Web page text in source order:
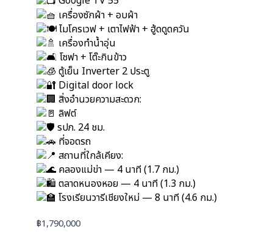
เครื่องซักผ้า + อบผ้า
ไมโครเวฟ + เตาไฟฟ้า + ฮู้ดดูดควัน
เครื่องทำน้ำอุ่น
โซฟา + โต๊ะกินข้าว
ตู้เย็น Inverter 2 ประตู
Digital door lock
สิ่งอำนวยความสะดวก:
ลิฟต์
รปภ. 24 ชม.
ที่จอดรถ
สถานที่ใกล้เคียง:
คลองแม่ข่า — 4 นาที (1.7 กม.)
ตลาดหนองหอย — 4 นาที (1.3 กม.)
โรงเรียนวารีเชียงใหม่ — 8 นาที (4.6 กม.)
฿1,790,000